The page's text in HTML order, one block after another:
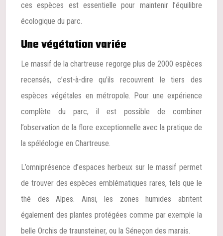
ces espèces est essentielle pour maintenir l’équilibre
écologique du parc.
Une végétation variée
Le massif de la chartreuse regorge plus de 2000 espèces
recensés, c’est-à-dire qu’ils recouvrent le tiers des
espèces végétales en métropole. Pour une expérience
complète du parc, il est possible de combiner
l’observation de la flore exceptionnelle avec la pratique de
la spéléologie en Chartreuse.
L’omniprésence d’espaces herbeux sur le massif permet
de trouver des espèces emblématiques rares, tels que le
thé des Alpes. Ainsi, les zones humides abritent
également des plantes protégées comme par exemple la
belle Orchis de traunsteiner, ou la Séneçon des marais.